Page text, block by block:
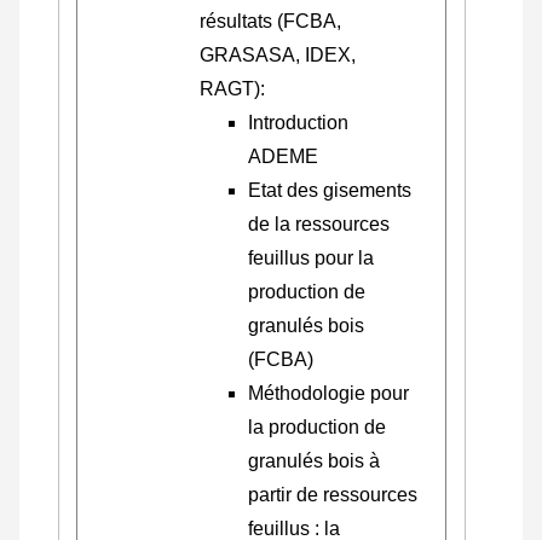
résultats (FCBA,
GRASASA, IDEX,
RAGT):
Introduction
ADEME
Etat des gisements
de la ressources
feuillus pour la
production de
granulés bois
(FCBA)
Méthodologie pour
la production de
granulés bois à
partir de ressources
feuillus : la